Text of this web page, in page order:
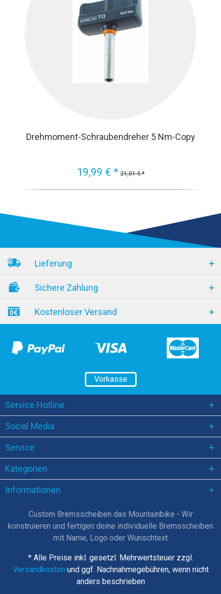
Drehmoment-Schraubendreher 5 Nm-Copy
19,99 € * 21,01 € *
Lieferung
Sichere Zahlung
Kostenloser Versand
Vorkasse
Service Hotline
Social Media
Service
Kategorien
Informationen
Custom Bremsscheiben das Mountainbike - Wir
konstruieren und fertigen deine individuelle Bremsscheiben
mit Name, Logo oder Wunschtext
* Alle Preise inkl. gesetzl. Mehrwertsteuer zzgl.
Versandkosten und ggf. Nachnahmegebühren, wenn nicht
anders beschrieben